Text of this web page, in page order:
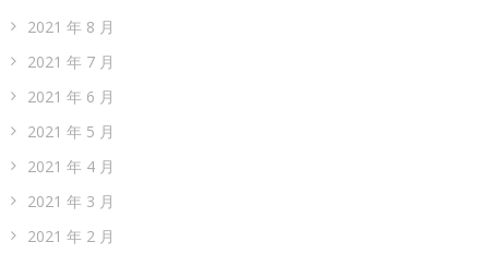
2021 年 8 月
2021 年 7 月
2021 年 6 月
2021 年 5 月
2021 年 4 月
2021 年 3 月
2021 年 2 月